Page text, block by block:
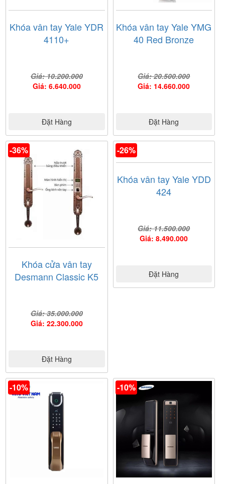
Khóa vân tay Yale YDR
4110+
Giá: 10.200.000
Giá: 6.640.000
Đặt Hàng
Khóa vân tay Yale YMG
40 Red Bronze
Giá: 20.500.000
Giá: 14.660.000
Đặt Hàng
-36%
Khóa cửa vân tay
Desmann Classic K5
Giá: 35.000.000
Giá: 22.300.000
Đặt Hàng
-26%
Khóa vân tay Yale YDD
424
Giá: 11.500.000
Giá: 8.490.000
Đặt Hàng
-10% -10%